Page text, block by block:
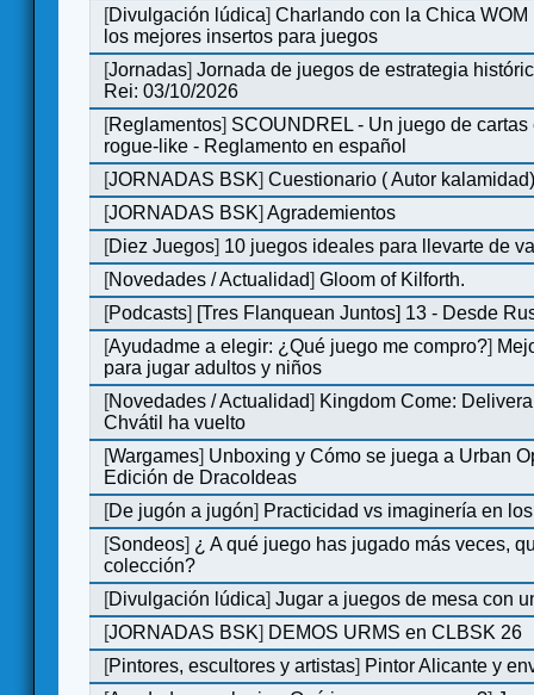
[Divulgación lúdica]Charlando con la Chica WOM
los mejores insertos para juegos
[Jornadas]Jornada de juegos de estrategia
Rei: 03/10/2026
[Reglamentos] SCOUNDREL - Un juego de cartas
rogue-like - Reglamento en español
[JORNADAS BSK]Cuestionario ( Autor
[JORNADAS BSK]Agrademientos
[Diez Juegos] 10 juegos ideales para llevarte de
[Novedades / Actualidad]Gloom of Kilforth.
[Podcasts] [Tres Flanquean Juntos] 13 - Desde
[Ayudadme a elegir: ¿Qué juego me compro?]
para jugar adultos y niños
[Novedades / Actualidad] Kingdom Come:
Chvátil ha vuelto
[Wargames] Unboxing y Cómo se juega a Urban
Edición de DracoIdeas
[De jugón a jugón] Practicidad vs imaginería en
[Sondeos] ¿ A qué juego has jugado más veces,
colección?
[Divulgación lúdica]Jugar a juegos de mesa con
[JORNADAS BSK] DEMOS URMS en CLBSK 26
[Pintores, escultores y artistas] Pintor Alicante y